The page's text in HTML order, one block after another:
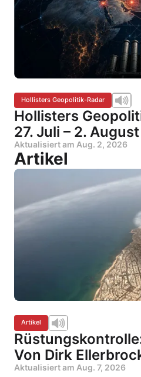
Hollisters Geopolitik-Radar
Hollisters
27. Juli – 2.
Aktualisiert am Aug. 2, 2026
Artikel
Artikel
Von Dirk
Aktualisiert am Aug. 7, 2026